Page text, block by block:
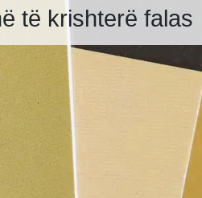
të krishterë falas